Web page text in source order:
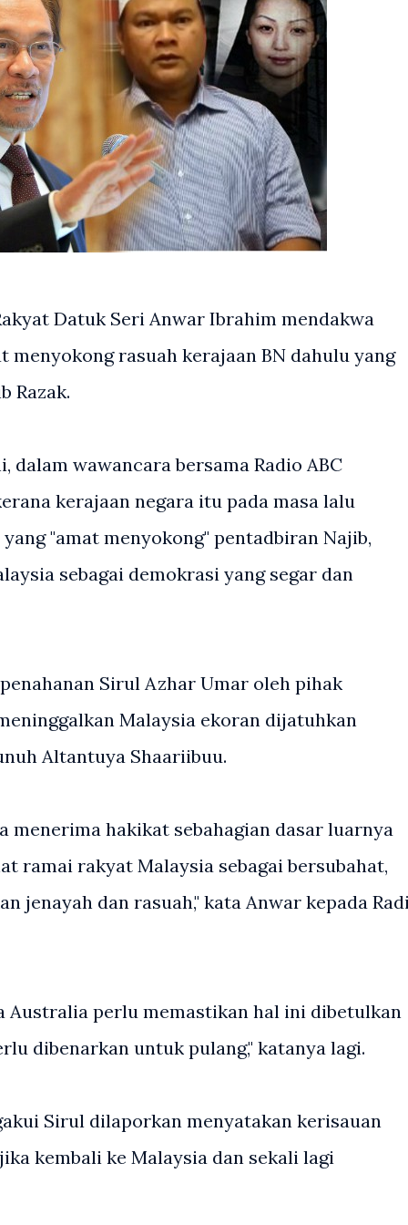
Datuk Seri Anwar Ibrahim mendakwa
menyokong rasuah kerajaan BN dahulu yang
Razak.
wawancara bersama Radio ABC
kerajaan negara itu pada masa lalu
"amat menyokong" pentadbiran Najib,
sebagai demokrasi yang segar dan
Sirul Azhar Umar oleh pihak
Malaysia ekoran dijatuhkan
Altantuya Shaariibuu.
menerima hakikat sebahagian dasar luarnya
ramai rakyat Malaysia sebagai bersubahat,
jenayah dan rasuah," kata Anwar kepada
Australia perlu memastikan hal ini dibetulkan
dibenarkan untuk pulang," katanya lagi.
Sirul dilaporkan menyatakan kerisauan
kembali ke Malaysia dan sekali lagi